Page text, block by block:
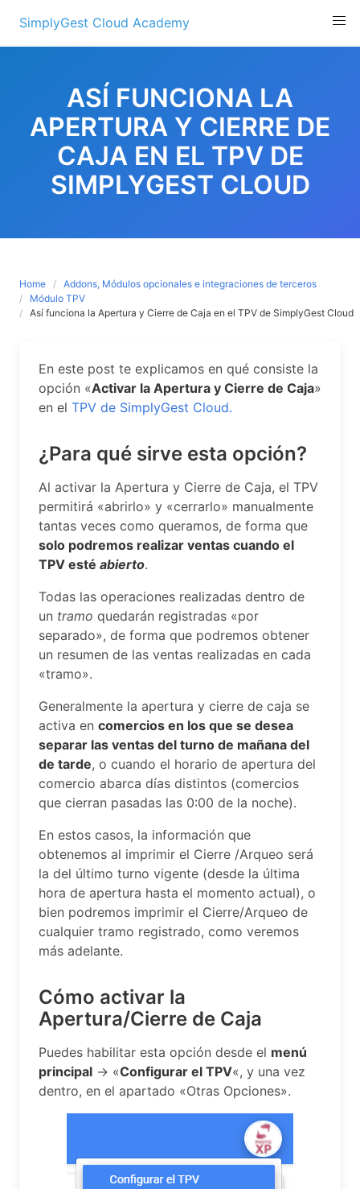
content
SimplyGest Cloud Academy
ASÍ FUNCIONA LA
APERTURA Y CIERRE DE
CAJA EN EL TPV DE
SIMPLYGEST CLOUD
Home
Addons, Módulos opcionales e integraciones de terceros
Módulo TPV
Así funciona la Apertura y Cierre de Caja en el TPV de SimplyGest Cloud
En este post te explicamos en qué consiste la
opción «Activar la Apertura y Cierre de Caja»
en el TPV de SimplyGest Cloud.
¿Para qué sirve esta opción?
Al activar la Apertura y Cierre de Caja, el TPV
permitirá «abrirlo» y «cerrarlo» manualmente
tantas veces como queramos, de forma que
solo podremos realizar ventas cuando el
TPV esté abierto.
Todas las operaciones realizadas dentro de
un tramo quedarán registradas «por
separado», de forma que podremos obtener
un resumen de las ventas realizadas en cada
«tramo».
Generalmente la apertura y cierre de caja se
activa en comercios en los que se desea
separar las ventas del turno de mañana del
de tarde, o cuando el horario de apertura del
comercio abarca días distintos (comercios
que cierran pasadas las 0:00 de la noche).
En estos casos, la información que
obtenemos al imprimir el Cierre /Arqueo será
la del último turno vigente (desde la última
hora de apertura hasta el momento actual), o
bien podremos imprimir el Cierre/Arqueo de
cualquier tramo registrado, como veremos
más adelante.
Cómo activar la
Apertura/Cierre de Caja
Puedes habilitar esta opción desde el menú
principal -> «Configurar el TPV«, y una vez
dentro, en el apartado «Otras Opciones».